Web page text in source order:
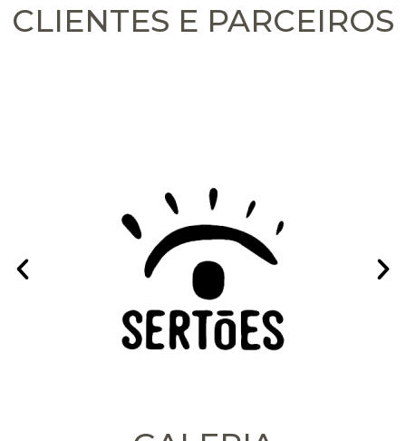
CLIENTES E PARCEIROS